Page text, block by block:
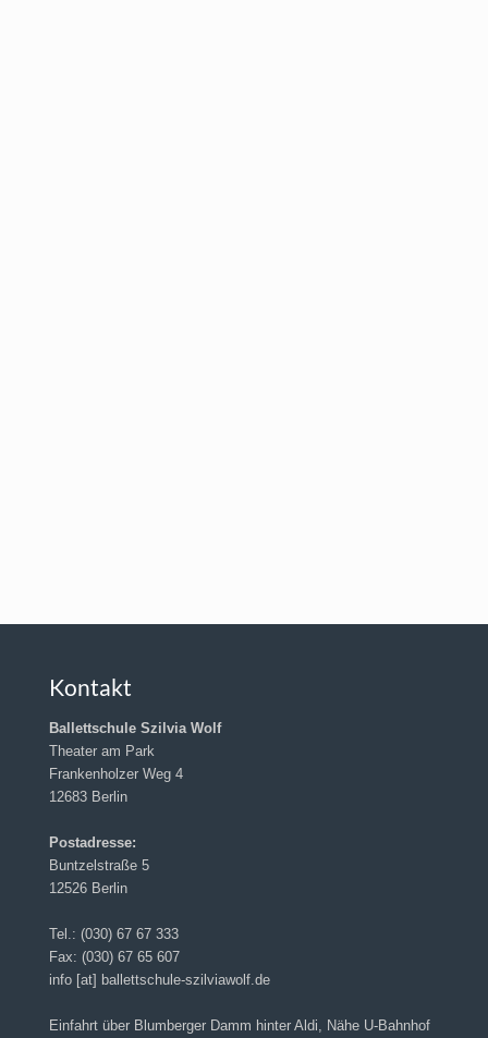
Kontakt
Ballettschule Szilvia Wolf
Theater am Park
Frankenholzer Weg 4
12683 Berlin
Postadresse:
Buntzelstraße 5
12526 Berlin
Tel.: (030) 67 67 333
Fax: (030) 67 65 607
info [at] ballettschule-szilviawolf.de
Einfahrt über Blumberger Damm hinter Aldi, Nähe U-Bahnhof